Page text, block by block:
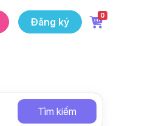
Đăng ký
0
Tìm kiếm